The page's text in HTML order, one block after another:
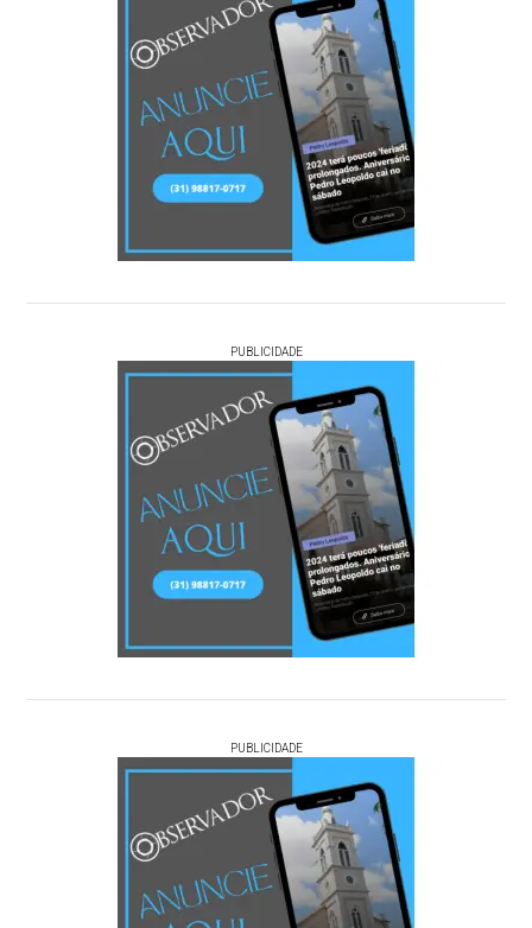
PUBLICIDADE
PUBLICIDADE